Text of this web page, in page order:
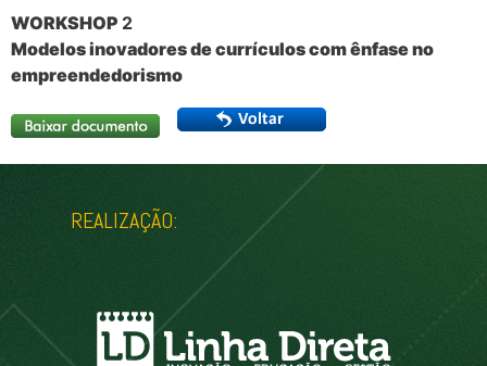
WORKSHOP 2
Modelos inovadores de currículos com ênfase no
empreendedorismo
REALIZAÇÃO: